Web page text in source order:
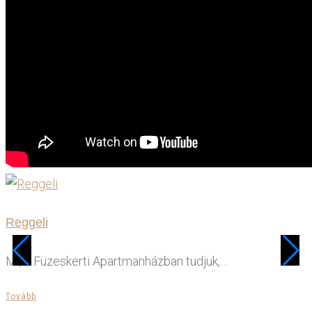
Reggeli
Mi, a Füzeskerti Apartmanházban tudjuk,…
Tovább